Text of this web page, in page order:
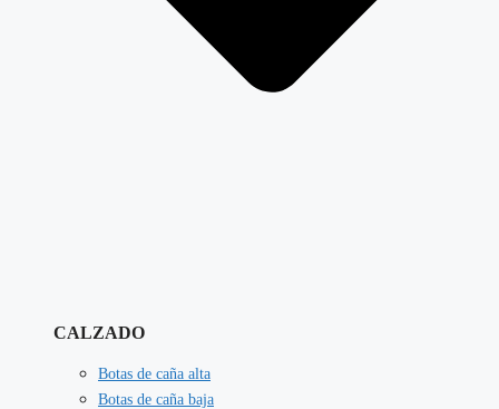
CALZADO
Botas de caña alta
Botas de caña baja